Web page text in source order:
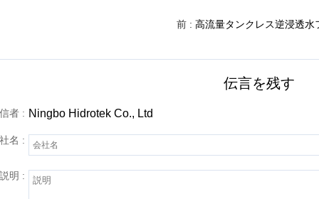
前 : 高流量タンクレス逆浸透水
伝言を残す
者 : Ningbo Hidrotek Co., Ltd
名 :
説明 :